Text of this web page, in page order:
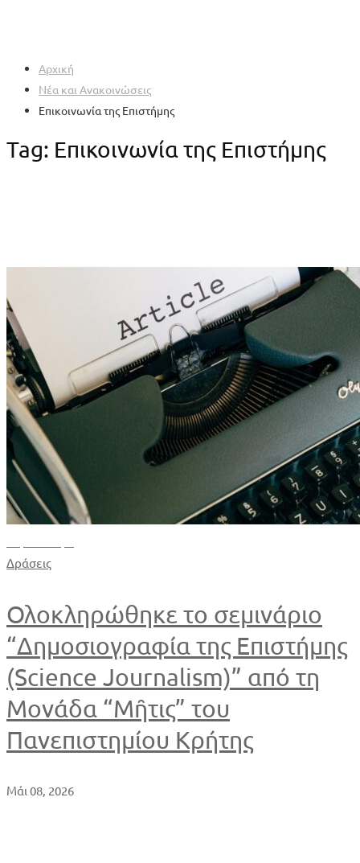
Αρχική
Νέα και Ανακοινώσεις
Επικοινωνία της Επιστήμης
Tag: Επικοινωνία της Επιστήμης
Δράσεις
Ολοκληρώθηκε το σεμινάριο
“Δημοσιογραφία της Επιστήμης
(Science Journalism)” από τη
Μονάδα “Μῆτις” του
Πανεπιστημίου Κρήτης
Μάι 08, 2026